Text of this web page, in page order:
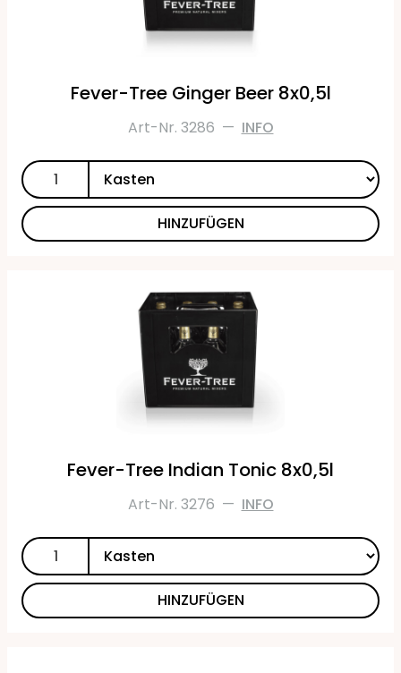
Fever-Tree Ginger Beer 8x0,5l
Art-Nr. 3286 — INFO
HINZUFÜGEN
Fever-Tree Indian Tonic 8x0,5l
Art-Nr. 3276 — INFO
HINZUFÜGEN